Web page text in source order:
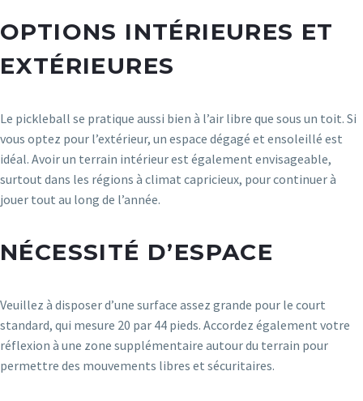
OPTIONS INTÉRIEURES ET
EXTÉRIEURES
Le pickleball se pratique aussi bien à l’air libre que sous un toit. Si
vous optez pour l’extérieur, un espace dégagé et ensoleillé est
idéal. Avoir un terrain intérieur est également envisageable,
surtout dans les régions à climat capricieux, pour continuer à
jouer tout au long de l’année.
NÉCESSITÉ D’ESPACE
Veuillez à disposer d’une surface assez grande pour le court
standard, qui mesure 20 par 44 pieds. Accordez également votre
réflexion à une zone supplémentaire autour du terrain pour
permettre des mouvements libres et sécuritaires.